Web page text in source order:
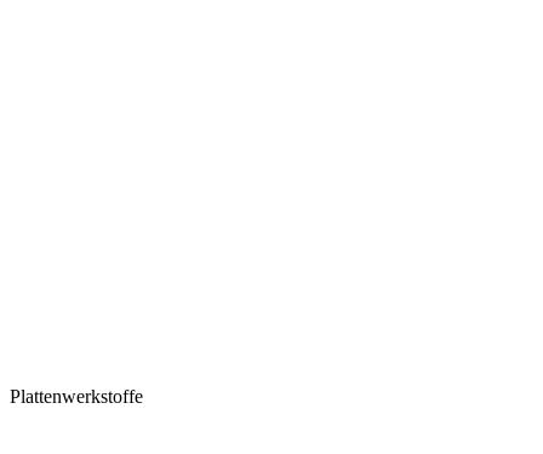
Plattenwerkstoffe